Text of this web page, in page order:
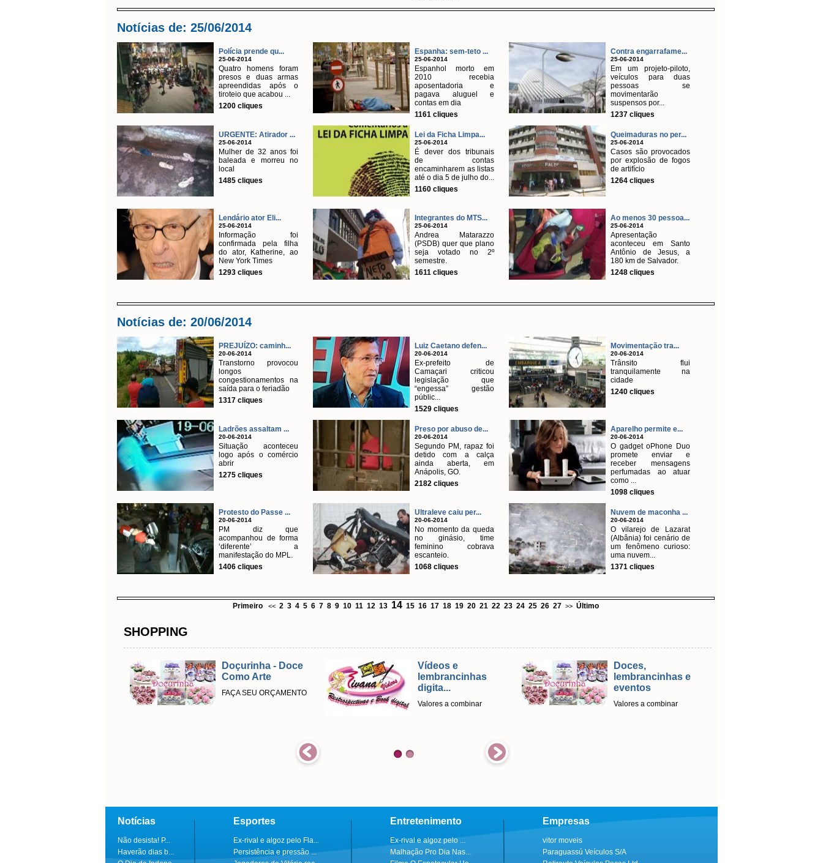
Notícias de: 25/06/2014
Polícia prende qu...
25-06-2014
Quatro homens foram
presos e duas armas
apreendidas após o
tiroteio que acabou ...
1200 cliques
Espanha: sem-teto ...
25-06-2014
Espanhol morto em
2010 recebia
aposentadoria e
pagava aluguel e
contas em dia
1161 cliques
Contra engarrafame...
25-06-2014
Em um projeto-piloto,
veículos para duas
pessoas se
movimentarão
suspensos por...
1237 cliques
URGENTE: Atirador ...
25-06-2014
Mulher de 32 anos foi
baleada e morreu no
local
1485 cliques
Lei da Ficha Limpa...
25-06-2014
É dever dos tribunais
de contas
encaminharem as listas
até o dia 5 de julho do...
1160 cliques
Queimaduras no per...
25-06-2014
Casos são provocados
por explosão de fogos
de artifício
1264 cliques
Lendário ator Eli...
25-06-2014
Informação foi
confirmada pela filha
do ator, Katherine, ao
New York Times
1293 cliques
Integrantes do MTS...
25-06-2014
Andrea Matarazzo
(PSDB) quer que plano
seja votado no 2º
semestre.
1611 cliques
Ao menos 30 pessoa...
25-06-2014
Apresentação
aconteceu em Santo
Antônio de Jesus, a
180 km de Salvador.
1248 cliques
Notícias de: 20/06/2014
PREJUÍZO: caminh...
20-06-2014
Transtorno provocou
longos
congestionamentos na
saída para o feriadão
1317 cliques
Luiz Caetano defen...
20-06-2014
Ex-prefeito de
Camaçari criticou
legislação que
“engessa” gestão
públic...
1529 cliques
Movimentação tra...
20-06-2014
Trânsito flui
tranquilamente na
cidade
1240 cliques
Ladrões assaltam ...
20-06-2014
Situação aconteceu
logo após o comércio
abrir
1275 cliques
Preso por abuso de...
20-06-2014
Segundo PM, rapaz foi
detido com a calça
ainda aberta, em
Anápolis, GO.
2182 cliques
Aparelho permite e...
20-06-2014
O gadget oPhone Duo
promete enviar e
receber mensagens
perfumadas ao atuar
como ...
1098 cliques
Protesto do Passe ...
20-06-2014
PM diz que
acompanhou de forma
‘diferente’ a
manifestação do MPL.
1406 cliques
Ultraleve caiu per...
20-06-2014
No momento da queda
no ginásio, time
feminino cobrava
escanteio.
1068 cliques
Nuvem de maconha ...
20-06-2014
O vilarejo de Lazarat
(Albânia) foi cenário de
um fenômeno curioso:
uma nuvem...
1371 cliques
Primeiro << 2 3 4 5 6 7 8 9 10 11 12 13 14 15 16 17 18 19 20 21 22 23 24 25 26 27 >> Último
SHOPPING
Doçurinha - Doce
Como Arte
FAÇA SEU ORÇAMENTO
Vídeos e
lembrancinhas
digita...
Valores a combinar
Doces,
lembrancinhas e
eventos
Valores a combinar
Notícias
Não desista! P...
Haverão dias b...
Esportes
Ex-rival e algoz pelo Fla...
Persistência e pressão ...
Entretenimento
Ex-rival e algoz pelo ...
Malhação Pro Dia Nas...
Empresas
vitor moveis
Paraguassú Veículos S/A